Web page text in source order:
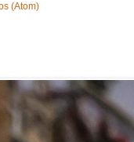
(Atom)